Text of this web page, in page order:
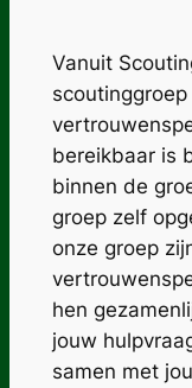
Vanuit
bereikbaar is
binnen de
groep zelf
onze groep
hen
jouw
samen met